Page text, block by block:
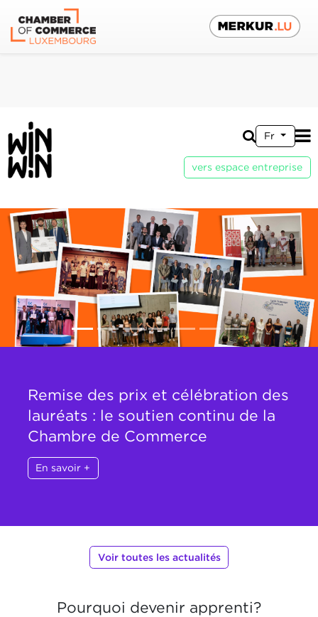
Fr
vers espace entreprise
Remise des prix et célébration des
lauréats : le soutien continu de la
Chambre de Commerce
En savoir +
Voir toutes les actualités
Pourquoi devenir apprenti?